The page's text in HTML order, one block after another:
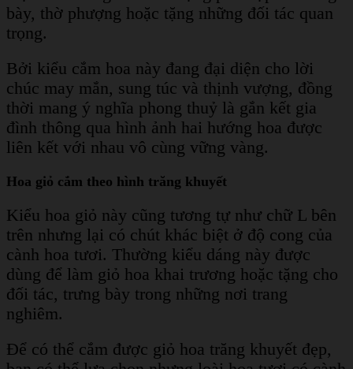
bày, thờ phượng hoặc tặng những đối tác quan
trọng.
Bởi kiểu cắm hoa này đang đại diện cho lời
chúc may mắn, sung túc và thịnh vượng, đồng
thời mang ý nghĩa phong thuỷ là gắn kết gia
đình thông qua hình ảnh hai hướng hoa được
liên kết với nhau vô cùng vững vàng.
Hoa giỏ cắm theo hình trăng khuyết
Kiểu hoa giỏ này cũng tương tự như chữ L bên
trên nhưng lại có chút khác biệt ở độ cong của
cành hoa tươi. Thường kiểu dáng này được
dùng để làm giỏ hoa khai trương hoặc tặng cho
đối tác, trưng bày trong những nơi trang
nghiêm.
Để có thể cắm được giỏ hoa trăng khuyết đẹp,